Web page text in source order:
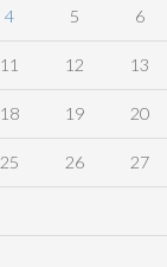
4 5 6
11 12 13
18 19 20
25 26 27